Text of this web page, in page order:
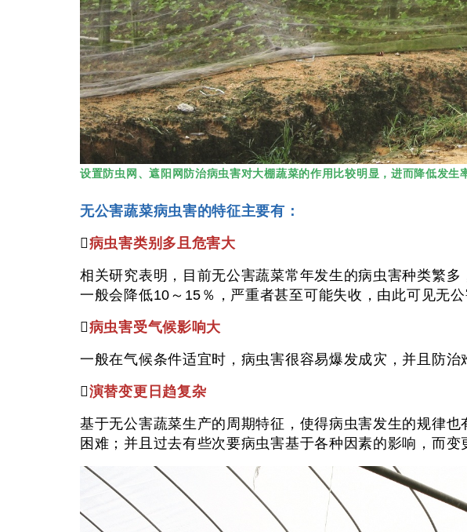
设置防虫网、遮阳网防治病虫害对大棚蔬菜的作用比较明显，进而降低发生
无公害蔬菜病虫害的特征主要有：
病虫害类别多且危害大
相关研究表明，目前无公害蔬菜常年发生的病虫害种类繁
一般会降低10～15％，严重者甚至可能失收，由此可见无
病虫害受气候影响大
一般在气候条件适宜时，病虫害很容易爆发成灾，并且防治
演替变更日趋复杂
基于无公害蔬菜生产的周期特征，使得病虫害发生的规律
困难；并且过去有些次要病虫害基于各种因素的影响，而变